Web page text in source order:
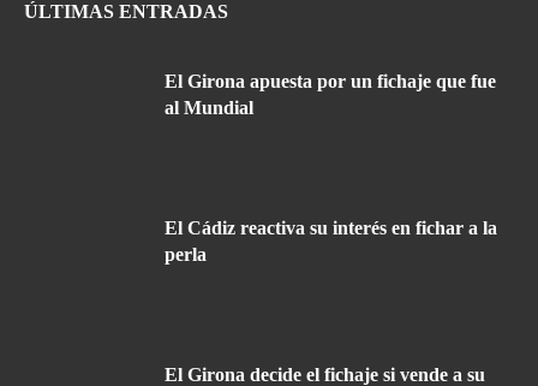
ÚLTIMAS ENTRADAS
El Girona apuesta por un fichaje que fue
al Mundial
El Cádiz reactiva su interés en fichar a la
perla
El Girona decide el fichaje si vende a su